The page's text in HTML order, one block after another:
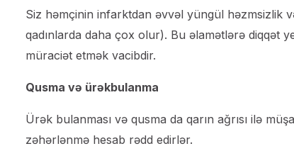
Siz həmçinin infarktdan əvvəl yüngül həzmsizlik
qadınlarda daha çox olur). Bu əlamətlərə diqqət
müraciət etmək vacibdir.
Qusma və ürəkbulanma
Ürək bulanması və qusma da qarın ağrısı ilə
zəhərlənmə hesab rədd edirlər.